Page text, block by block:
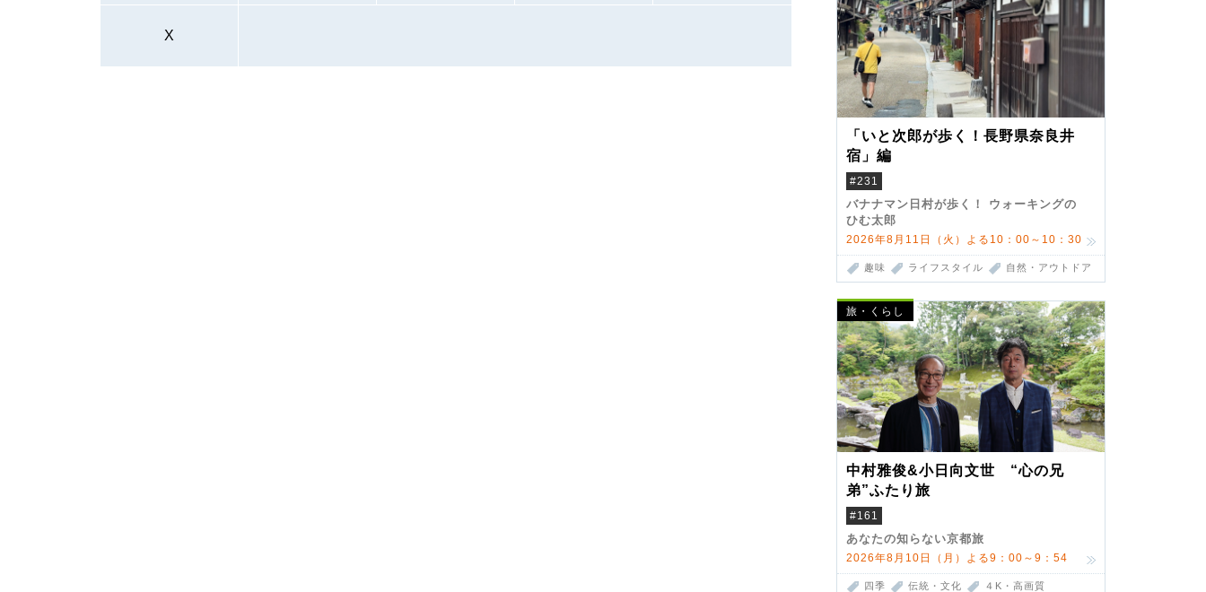
「いと次郎が歩く！長野県奈良井
宿」編
#231
バナナマン日村が歩く！ ウォーキングの
ひむ太郎
2026年8月11日（火）よる10：00～10：30
趣味 ライフスタイル 自然・アウトドア
旅・くらし
中村雅俊&小日向文世 “心の兄
弟”ふたり旅
#161
あなたの知らない京都旅
2026年8月10日（月）よる9：00～9：54
四季 伝統・文化 ４K・高画質
X